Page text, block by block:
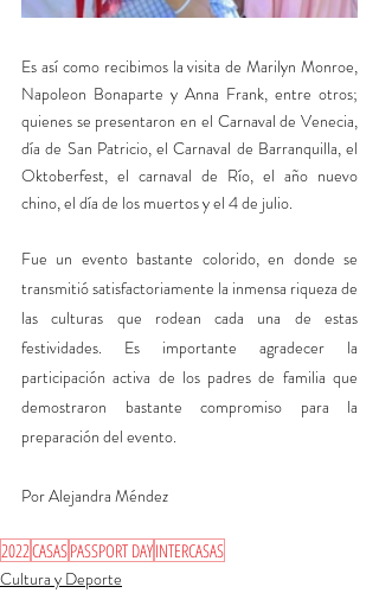
Es así como recibimos la visita de Marilyn Monroe,
Napoleon Bonaparte y Anna Frank, entre otros;
quienes se presentaron en el Carnaval de Venecia,
día de San Patricio, el Carnaval de Barranquilla, el
Oktoberfest, el carnaval de Río, el año nuevo
chino, el día de los muertos y el 4 de julio.
Fue un evento bastante colorido, en donde se
transmitió satisfactoriamente la inmensa riqueza de
las culturas que rodean cada una de estas
festividades. Es importante agradecer la
participación activa de los padres de familia que
demostraron bastante compromiso para la
preparación del evento.
Por Alejandra Méndez
2022CASASPASSPORT DAYINTERCASAS
Cultura y Deporte